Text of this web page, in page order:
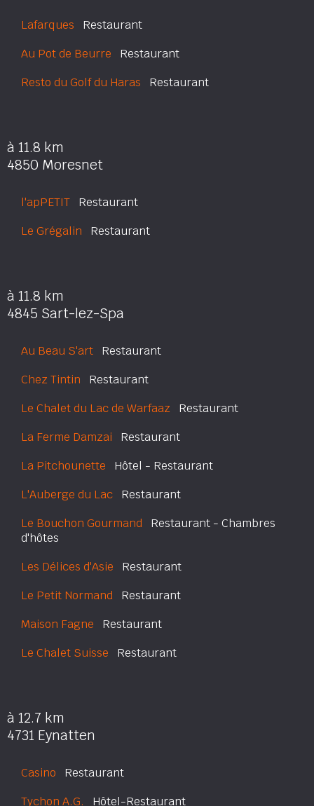
Lafarques Restaurant
Au Pot de Beurre Restaurant
Resto du Golf du Haras Restaurant
à 11.8 km
4850 Moresnet
l'apPETIT Restaurant
Le Grégalin Restaurant
à 11.8 km
4845 Sart-lez-Spa
Au Beau S'art Restaurant
Chez Tintin Restaurant
Le Chalet du Lac de Warfaaz Restaurant
La Ferme Damzai Restaurant
La Pitchounette Hôtel - Restaurant
L'Auberge du Lac Restaurant
Le Bouchon Gourmand Restaurant - Chambres
d'hôtes
Les Délices d'Asie Restaurant
Le Petit Normand Restaurant
Maison Fagne Restaurant
Le Chalet Suisse Restaurant
à 12.7 km
4731 Eynatten
Casino Restaurant
Tychon A.G. Hôtel-Restaurant